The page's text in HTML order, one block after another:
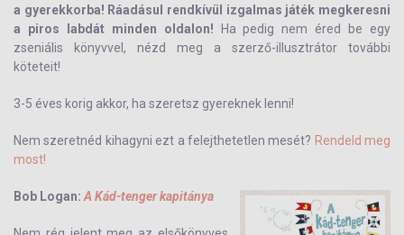
a gyerekkorba! Ráadásul rendkívül izgalmas játék megkeresni
a piros labdát minden oldalon!
Ha pedig nem éred be egy
zseniális könyvvel, nézd meg a szerző-illusztrátor további
köteteit!
3-5 éves korig akkor, ha szeretsz gyereknek lenni!
Nem szeretnéd kihagyni ezt a felejthetetlen mesét? Rendeld meg
most!
Bob Logan:A Kád-tenger kapitánya